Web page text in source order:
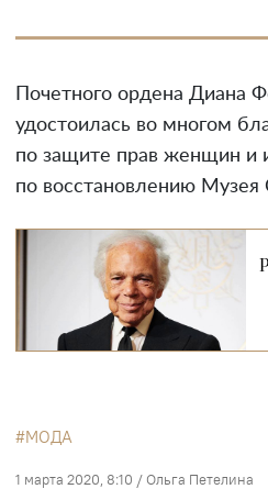
Почетного ордена Диана
удостоилась во многом
по защите прав женщин и
по восстановлению Музея
МОДА
1 марта 2020, 8:10 / Ольга Петелина